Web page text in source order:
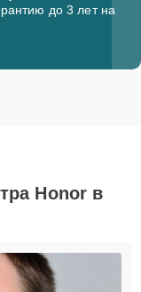
до 3 лет на
Honor в